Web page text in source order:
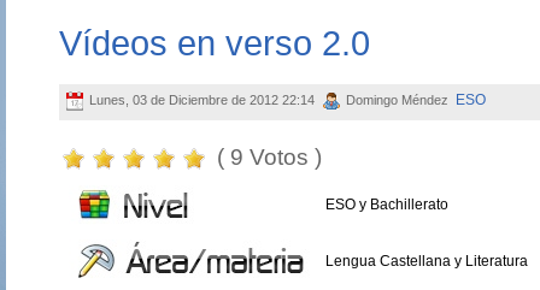
Vídeos en verso 2.0
Lunes, 03 de Diciembre de 2012 22:14 Domingo Méndez ESO
( 9 Votos )
ESO y Bachillerato
Lengua Castellana y Literatura